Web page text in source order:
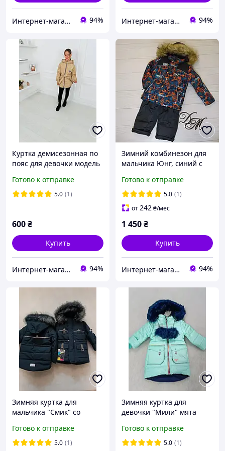
Интернет-магазин "GLADYS" 94% Интернет-магазин "GLADYS" 94%
Куртка демисезонная по
пояс для девочки модель
Готово к отправке
5.0 (1)
600₴
Купить
Интернет-магазин "GLADYS" 94%
Зимний комбинезон для
мальчика Юнг, синий с
Готово к отправке
5.0 (1)
от242₴/мес
1 450₴
Купить
Интернет-магазин "GLADYS" 94%
Зимняя куртка для
мальчика "Смик" со
элементами синяя
Готово к отправке
5.0 (1)
Зимняя куртка для
девочки "Мили" мята
Готово к отправке
5.0 (1)